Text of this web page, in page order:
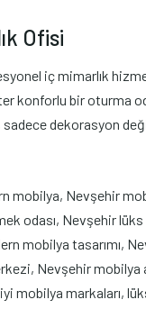
Ofisi
iç mimarlık
bir oturma
dekorasyon
mobilya, Nevşehir
odası, Nevşehir
mobilya tasarımı,
Nevşehir
markaları,